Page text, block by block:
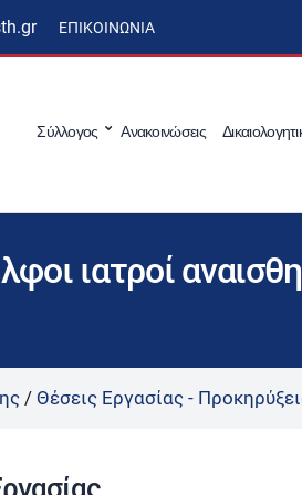
ΕΠΙΚΟΙΝΩΝΊΑ
Σύλλογος Ανακοινώσεις
ιατροί
/ Θέσεις Εργασίας -